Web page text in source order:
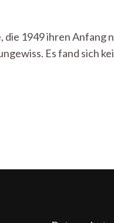
1949 ihren Anfang
Es fand sich